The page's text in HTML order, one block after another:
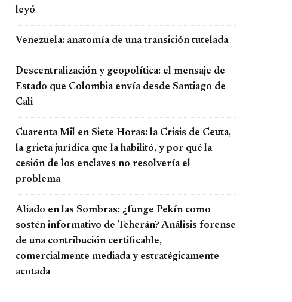
leyó
Venezuela: anatomía de una transición tutelada
Descentralización y geopolítica: el mensaje de
Estado que Colombia envía desde Santiago de
Cali
Cuarenta Mil en Siete Horas: la Crisis de Ceuta,
la grieta jurídica que la habilitó, y por qué la
cesión de los enclaves no resolvería el
problema
Aliado en las Sombras: ¿funge Pekín como
sostén informativo de Teherán? Análisis forense
de una contribución certificable,
comercialmente mediada y estratégicamente
acotada